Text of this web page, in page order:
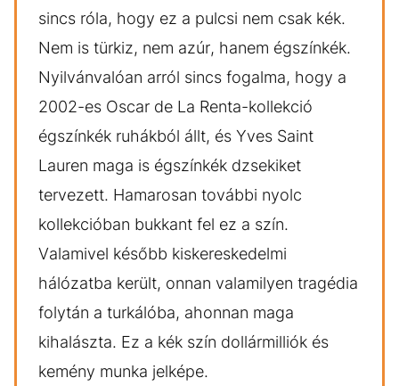
sincs róla, hogy ez a pulcsi nem csak kék.
Nem is türkiz, nem azúr, hanem égszínkék.
Nyilvánvalóan arról sincs fogalma, hogy a
2002-es Oscar de La Renta-kollekció
égszínkék ruhákból állt, és Yves Saint
Lauren maga is égszínkék dzsekiket
tervezett. Hamarosan további nyolc
kollekcióban bukkant fel ez a szín.
Valamivel később kiskereskedelmi
hálózatba került, onnan valamilyen tragédia
folytán a turkálóba, ahonnan maga
kihalászta. Ez a kék szín dollármilliók és
kemény munka jelképe.